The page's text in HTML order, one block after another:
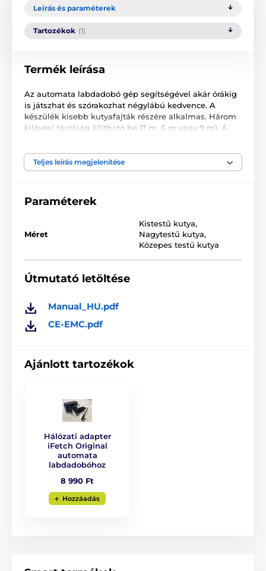
Leírás és paraméterek
Tartozékok (1)
Termék leírása
Az automata labdadobó gép segítségével akár órákig
is játszhat és szórakozhat négylábú kedvence. A
készülék kisebb kutyafajták részére alkalmas. Három
kilövési távolság állítható be (3 m, 6 m vagy 9 m). A
távolságnak, a készülék csendes működésének és
elemekre való működésnek köszönhetően megfelel
Teljes leírás megjelenítése
Paraméterek
Méret
Kistestű kutya,
Nagytestű kutya,
Közepes testű kutya
Útmutató letöltése
Manual_HU.pdf
CE-EMC.pdf
Ajánlott tartozékok
Hálózati adapter
iFetch Original
automata
labdadobóhoz
8 990 Ft
Hozzáadás